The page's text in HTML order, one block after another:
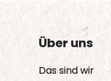
Über uns
Das sind wir